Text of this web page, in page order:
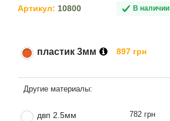
Артикул: 10800 В наличии
пластик 3мм 897 грн
двп 2.5мм 782 грн